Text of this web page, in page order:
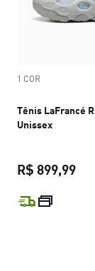
1 COR
Tênis LaFrancé
Unissex
R$ 899,99